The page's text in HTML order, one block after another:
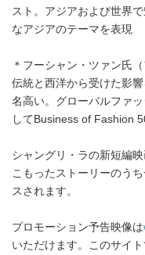
スト。アジアおよび世界
なアジアのテーマを表現
＊フーシャン・ツァン氏
伝統と西洋から受けた影
名高い。グローバルファ
してBusiness of Fashion
シャングリ・ラの新短編
こもったストーリーのう
スされます。
プロモーション予告映像は
いただけます。このサイ